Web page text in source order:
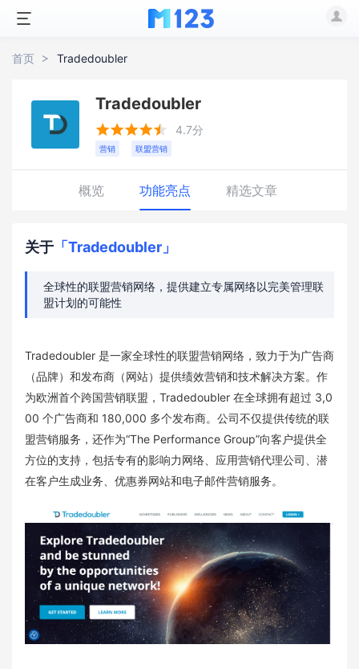
首页 Tradedoubler
Tradedoubler
 4.7分
营销 联盟营销
概览 功能亮点 精选文章
关于 「Tradedoubler」
全球性的联盟营销网络，提供建立专属网络以完美管理联
盟计划的可能性
Tradedoubler 是一家全球性的联盟营销网络，致力于为广告商
（品牌）和发布商（网站）提供绩效营销和技术解决方案。作
为欧洲首个跨国营销联盟，Tradedoubler 在全球拥有超过 3,0
00 个广告商和 180,000 多个发布商。公司不仅提供传统的联
盟营销服务，还作为“The Performance Group”向客户提供全
方位的支持，包括专有的影响力网络、应用营销代理公司、潜
在客户生成业务、优惠券网站和电子邮件营销服务。